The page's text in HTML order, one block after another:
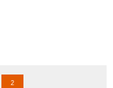
2